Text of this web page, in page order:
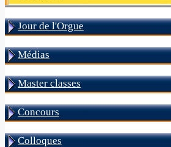
Jour de l'Orgue
Médias
Master classes
Concours
Colloques